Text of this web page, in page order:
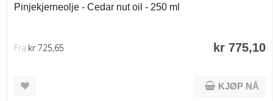
Pinjekjerneolje - Cedar nut oil - 250 ml
kr 775,10
Fra kr 725,65
KJØP NÅ